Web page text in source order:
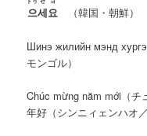
으
ドゥ
세
セ
요
ヨ
（韓国・朝鮮）
Шинэ жилийн мэнд
モンゴル）
Chúc mừng năm mới（チ
年好（シンニィェンハオ／